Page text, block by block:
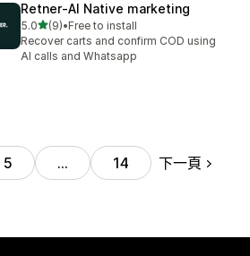
Retner‑AI Native marketing
5.0滿分 5 顆星
(9)
共有 9 則評價
•Free to install
Recover carts and confirm COD using
AI calls and Whatsapp
5 … 14 下一頁